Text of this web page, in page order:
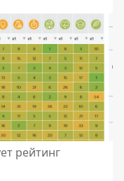
рейтинг